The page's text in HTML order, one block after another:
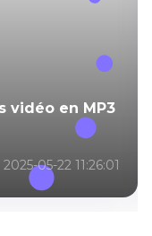
vidéo en MP3
2025-05-22 11:26:01